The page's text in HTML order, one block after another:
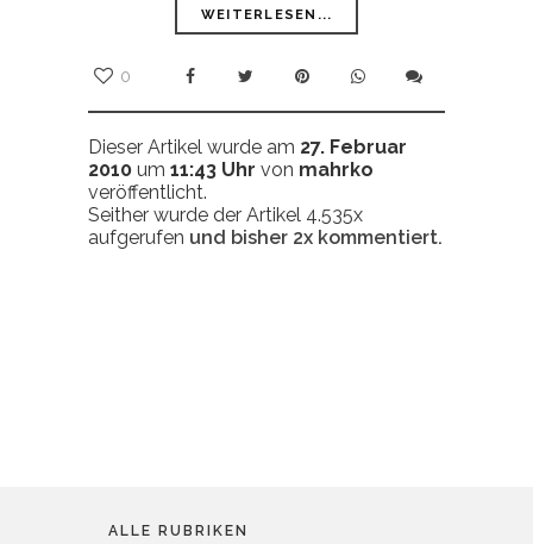
WEITERLESEN...
0
Dieser Artikel wurde am 27. Februar
2010 um 11:43 Uhr von mahrko
veröffentlicht.
Seither wurde der Artikel 4.535x
aufgerufen und bisher 2x kommentiert.
ALLE RUBRIKEN